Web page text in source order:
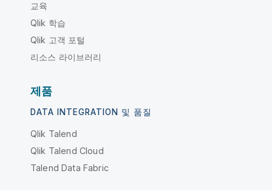
교육
Qlik 학습
Qlik 고객 포털
리소스 라이브러리
제품
DATA INTEGRATION 및 품질
Qlik Talend
Qlik Talend Cloud
Talend Data Fabric